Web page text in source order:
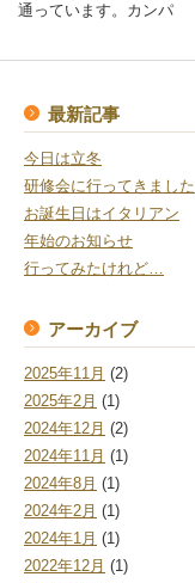
通っています。カンパ
最新記事
今日は立冬
研修会に行ってきました
お誕生日はイタリアン
年始のお知らせ
行ってみたけれど…
アーカイブ
2025年11月 (2)
2025年2月 (1)
2024年12月 (2)
2024年11月 (1)
2024年8月 (1)
2024年2月 (1)
2024年1月 (1)
2022年12月 (1)